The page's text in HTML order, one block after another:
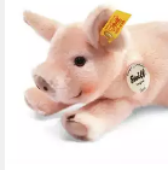
STEIFF
Kuscheltier
44,90 €
lieferbar - in 2-3